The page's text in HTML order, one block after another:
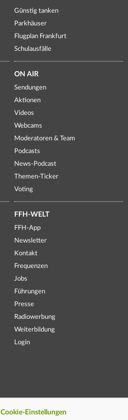
Günstig tanken
Parkhäuser
Flugplan Frankfurt
Schulausfälle
ON AIR
Sendungen
Aktionen
Videos
Webcams
Moderatoren & Team
Podcasts
News-Podcast
Themen-Ticker
Voting
FFH-WELT
FFH-App
Newsletter
Kontakt
Frequenzen
Jobs
Führungen
Presse
Radiowerbung
Weiterbildung
Login
Cookie-Einstellungen